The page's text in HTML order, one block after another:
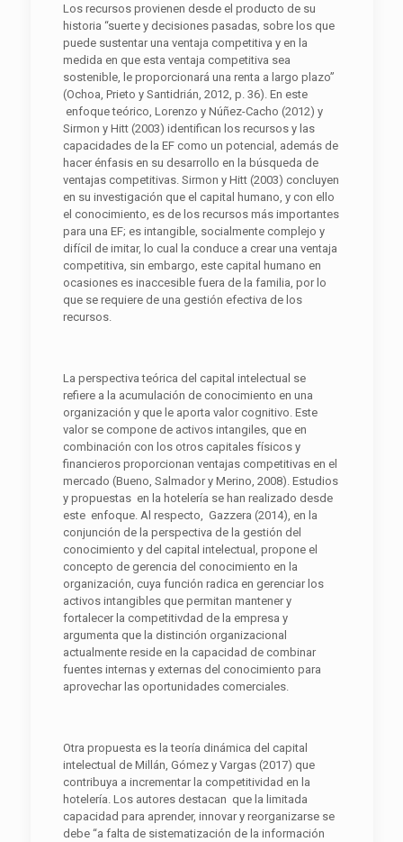
Los recursos provienen desde el producto de su
historia “suerte y decisiones pasadas, sobre los que
puede sustentar una ventaja competitiva y en la
medida en que esta ventaja competitiva sea
sostenible, le proporcionará una renta a largo plazo”
(Ochoa, Prieto y Santidrián, 2012, p. 36). En este
enfoque teórico, Lorenzo y Núñez-Cacho (2012) y
Sirmon y Hitt (2003) identifican los recursos y las
capacidades de la EF como un potencial, además de
hacer énfasis en su desarrollo en la búsqueda de
ventajas competitivas. Sirmon y Hitt (2003) concluyen
en su investigación que el capital humano, y con ello
el conocimiento, es de los recursos más importantes
para una EF; es intangible, socialmente complejo y
difícil de imitar, lo cual la conduce a crear una ventaja
competitiva, sin embargo, este capital humano en
ocasiones es inaccesible fuera de la familia, por lo
que se requiere de una gestión efectiva de los
recursos.
La perspectiva teórica del capital intelectual se
refiere a la acumulación de conocimiento en una
organización y que le aporta valor cognitivo. Este
valor se compone de activos intangiles, que en
combinación con los otros capitales físicos y
financieros proporcionan ventajas competitivas en el
mercado (Bueno, Salmador y Merino, 2008). Estudios
y propuestas en la hotelería se han realizado desde
este enfoque. Al respecto, Gazzera (2014), en la
conjunción de la perspectiva de la gestión del
conocimiento y del capital intelectual, propone el
concepto de gerencia del conocimiento en la
organización, cuya función radica en gerenciar los
activos intangibles que permitan mantener y
fortalecer la competitivdad de la empresa y
argumenta que la distinción organizacional
actualmente reside en la capacidad de combinar
fuentes internas y externas del conocimiento para
aprovechar las oportunidades comerciales.
Otra propuesta es la teoría dinámica del capital
intelectual de Millán, Gómez y Vargas (2017) que
contribuya a incrementar la competitividad en la
hotelería. Los autores destacan que la limitada
capacidad para aprender, innovar y reorganizarse se
debe “a falta de sistematización de la información